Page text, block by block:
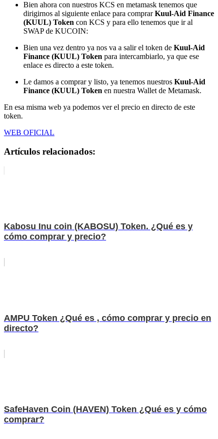
Bien ahora con nuestros KCS en metamask tenemos que
dirigirnos al siguiente enlace para comprarKuul-Aid Finance
(KUUL) Token con KCS y para ello tenemos que ir al
SWAP de KUCOIN:
Bien una vez dentro ya nos va a salir el token de Kuul-Aid
Finance (KUUL) Token para intercambiarlo, ya que ese
enlace es directo a este token.
Le damos a comprar y listo, ya tenemos nuestros Kuul-Aid
Finance (KUUL) Token en nuestra Wallet de Metamask.
En esa misma web ya podemos ver el precio en directo de este
token.
WEB OFICIAL
Artículos relacionados:
Kabosu Inu coin (KABOSU) Token. ¿Qué es y
cómo comprar y precio?
AMPU Token ¿Qué es , cómo comprar y precio en
directo?
SafeHaven Coin (HAVEN) Token ¿Qué es y cómo
comprar?